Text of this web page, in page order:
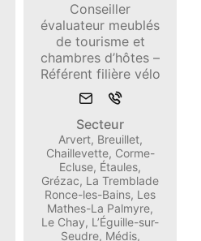
Conseiller
évaluateur meublés
de tourisme et
chambres d’hôtes –
Référent filière vélo
Envoyer
mail
Appeler
Secteur
Arvert, Breuillet,
Chaillevette, Corme-
Ecluse, Étaules,
Grézac, La Tremblade
Ronce-les-Bains, Les
Mathes-La Palmyre,
Le Chay, L’Éguille-sur-
Seudre, Médis,